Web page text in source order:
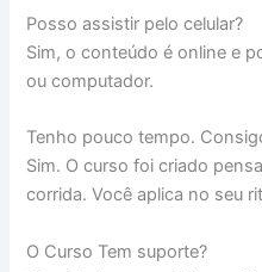
Posso assistir pelo celular?
Sim, o conteúdo é online e
ou computador.
Tenho pouco tempo.
Sim. O curso foi criado
corrida. Você aplica no seu
O Curso Tem suporte?